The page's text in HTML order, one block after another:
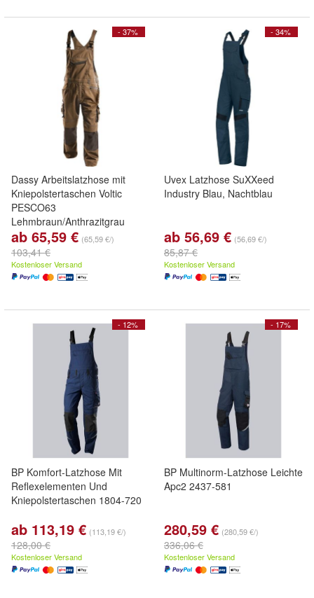
- 37%
Dassy Arbeitslatzhose mit
Kniepolstertaschen Voltic
PESCO63
Lehmbraun/Anthrazitgrau
ab 65,59 € (65,59 €/)
103,41 €
Kostenloser Versand
- 34%
Uvex Latzhose SuXXeed
Industry Blau, Nachtblau
ab 56,69 € (56,69 €/)
85,87 €
Kostenloser Versand
- 12%
BP Komfort-Latzhose Mit
Reflexelementen Und
Kniepolstertaschen 1804-720
ab 113,19 € (113,19 €/)
128,00 €
Kostenloser Versand
- 17%
BP Multinorm-Latzhose Leichte
Apc2 2437-581
280,59 € (280,59 €/)
336,06 €
Kostenloser Versand